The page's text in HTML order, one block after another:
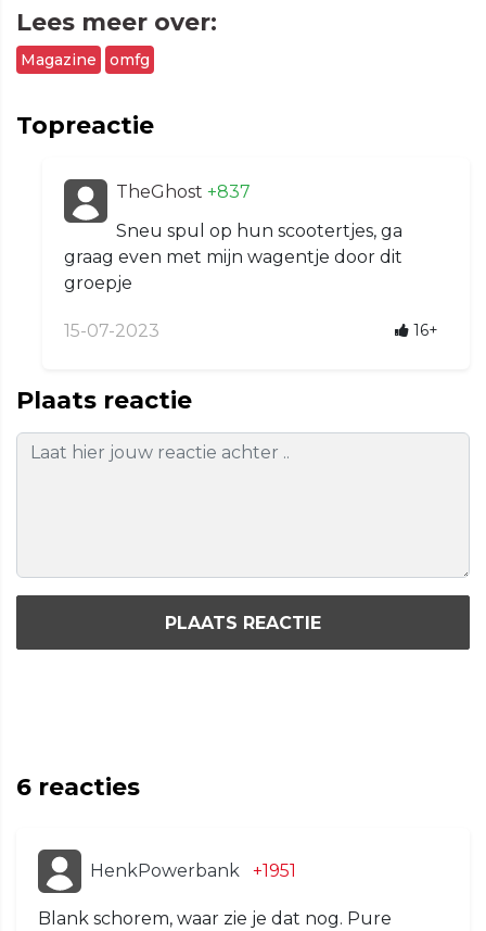
Lees meer over:
Magazine omfg
Topreactie
TheGhost +837
Sneu spul op hun scootertjes, ga
graag even met mijn wagentje door dit
groepje
15-07-2023 16+
Plaats reactie
PLAATS REACTIE
6 reacties
HenkPowerbank +1951
Blank schorem, waar zie je dat nog. Pure